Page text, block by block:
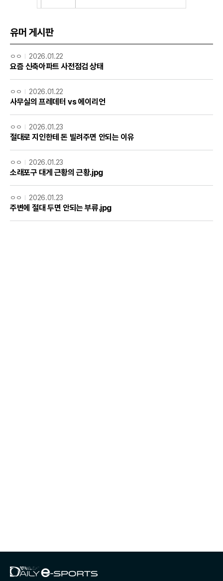
유머 게시판
ㅇㅇ 2026.01.22
요즘 신축아파트 사전점검 상태
ㅇㅇ 2026.01.22
사무실의 프레데터 vs 에이리언
ㅇㅇ 2026.01.23
절대로 지인한테 돈 빌려주면 안되는 이유
ㅇㅇ 2026.01.23
소래포구 대게 근황의 근황.jpg
ㅇㅇ 2026.01.23
주변에 절대 두면 안되는 부류.jpg